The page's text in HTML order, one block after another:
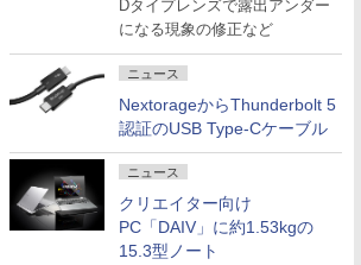
Dタイプレンズで露出アンダー
になる現象の修正など
ニュース
NextorageからThunderbolt 5
認証のUSB Type-Cケーブル
ニュース
クリエイター向け
PC「DAIV」に約1.53kgの
15.3型ノート